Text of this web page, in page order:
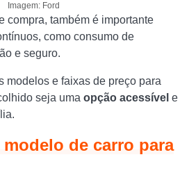
Imagem: Ford
compra, também é importante
como consumo de
e seguro.
modelos e faixas de preço para
seja uma opção acessível e
de carro para